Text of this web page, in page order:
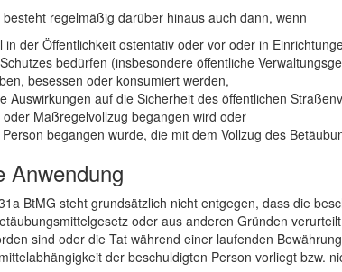
regelmäßig darüber hinaus auch dann, wenn
in der Öffentlichkeit ostentativ oder vor oder in
bedürfen (insbesondere öffentliche
besessen oder konsumiert werden,
Auswirkungen auf die Sicherheit des öffentlichen
Maßregelvollzug begangen wird oder
begangen wurde, die mit dem Vollzug des
Anwendung
BtMG steht grundsätzlich nicht entgegen, dass die
oder aus anderen Gründen
sind oder die Tat während einer laufenden
der beschuldigten Person vorliegt bzw.